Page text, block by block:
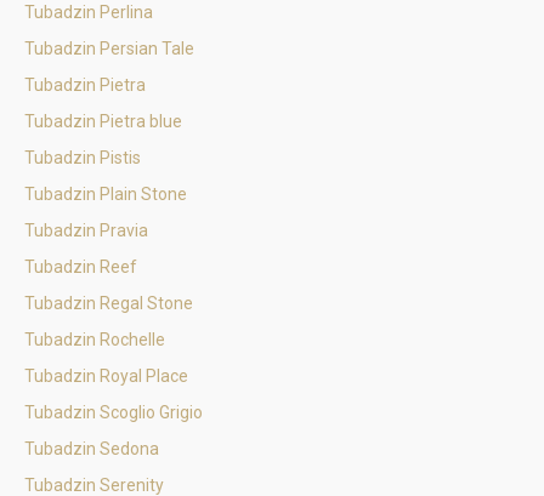
Tubadzin Perlina
Tubadzin Persian Tale
Tubadzin Pietra
Tubadzin Pietra blue
Tubadzin Pistis
Tubadzin Plain Stone
Tubadzin Pravia
Tubadzin Reef
Tubadzin Regal Stone
Tubadzin Rochelle
Tubadzin Royal Place
Tubadzin Scoglio Grigio
Tubadzin Sedona
Tubadzin Serenity